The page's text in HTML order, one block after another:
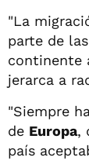
"La
parte de
continente
jerarca a
"Siempre
de Europa,
país